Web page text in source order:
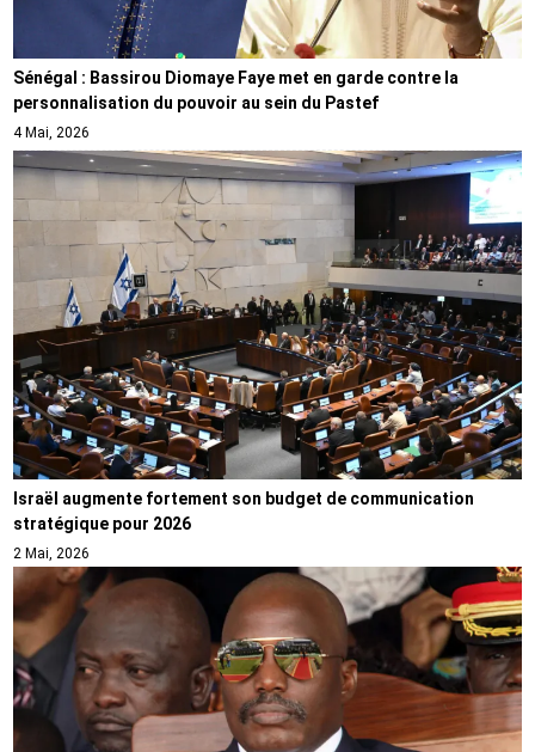
Sénégal : Bassirou Diomaye Faye met en garde contre la
personnalisation du pouvoir au sein du Pastef
4 Mai, 2026
Israël augmente fortement son budget de communication
stratégique pour 2026
2 Mai, 2026